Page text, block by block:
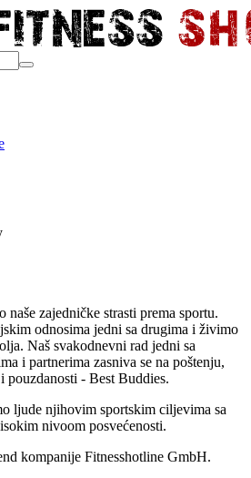
naše zajedničke strasti prema sportu.
odnosima jedni sa drugima i živimo
Naš svakodnevni rad jedni sa
i partnerima zasniva se na poštenju,
pouzdanosti - Best Buddies.
ljude njihovim sportskim ciljevima sa
nivoom posvećenosti.
kompanije Fitnesshotline GmbH.